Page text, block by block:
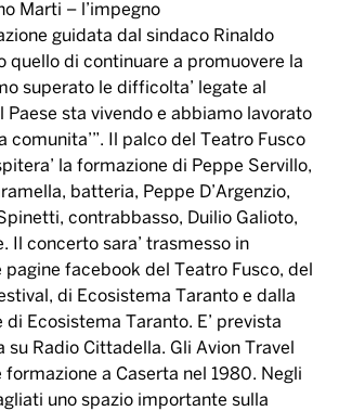
Marti – l’impegno
guidata dal sindaco Rinaldo
quello di continuare a promuovere la
superato le difficolta’ legate al
Paese sta vivendo e abbiamo lavorato
comunita’”. Il palco del Teatro Fusco
la formazione di Peppe Servillo,
batteria, Peppe D’Argenzio,
contrabbasso, Duilio Galioto,
Il concerto sara’ trasmesso in
facebook del Teatro Fusco, del
di Ecosistema Taranto e dalla
Ecosistema Taranto. E’ prevista
su Radio Cittadella. Gli Avion Travel
formazione a Caserta nel 1980. Negli
uno spazio importante sulla